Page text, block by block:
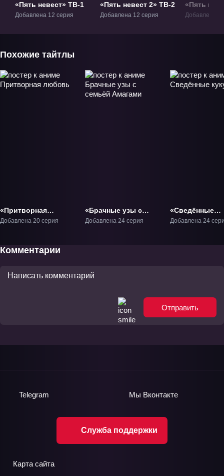
«Пять невест» ТВ-1
Добавлена 12 серия
«Пять невест 2» ТВ-2
Добавлена 12 серия
«Пять
Фильм»
Добавлена 1
Похожие тайтлы
«Притворная
любовь» ТВ-1
Добавлена 20 серия
«Брачные узы с
семьёй Амагами»
Добавлена 24 серия
«Сведённые
кукушкой» ТВ-
Добавлена 24
Комментарии
Отправить
Служба поддержки
Telegram Мы Вконтакте
Карта сайта